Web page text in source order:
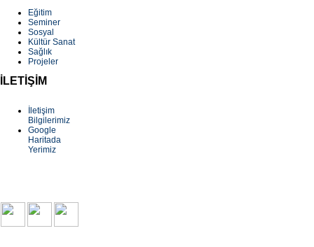
Eğitim
Seminer
Sosyal
Kültür Sanat
Sağlık
Projeler
İLETİŞİM
İletişim
Bilgilerimiz
Google
Haritada
Yerimiz